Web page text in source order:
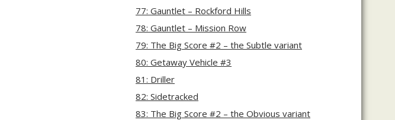
77: Gauntlet – Rockford Hills
78: Gauntlet – Mission Row
79: The Big Score #2 – the Subtle variant
80: Getaway Vehicle #3
81: Driller
82: Sidetracked
83: The Big Score #2 – the Obvious variant